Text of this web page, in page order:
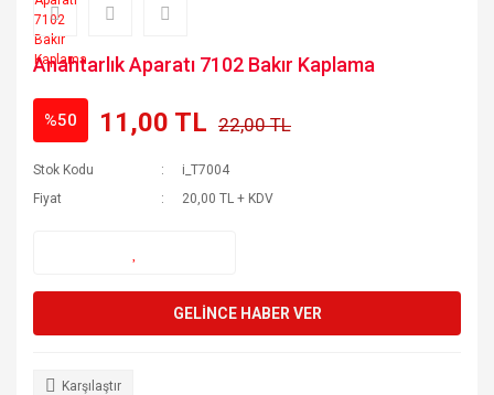
Anahtarlık Aparatı 7102 Bakır Kaplama
%50 11,00 TL 22,00 TL
Stok Kodu
i_T7004
Fiyat
20,00 TL + KDV
GELİNCE HABER VER
Karşılaştır